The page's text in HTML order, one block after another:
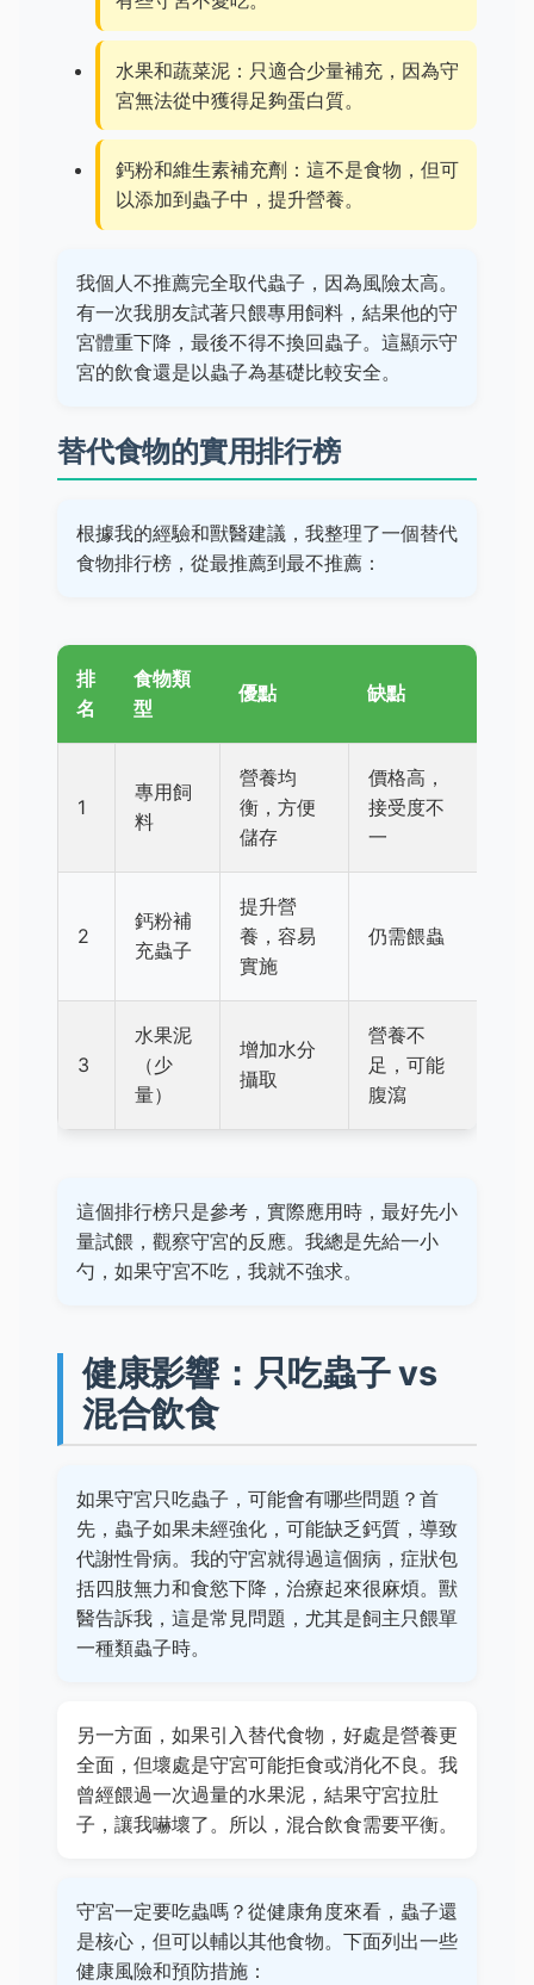
水果和蔬菜泥：只適合少量補充，因為守
宮無法從中獲得足夠蛋白質。
鈣粉和維生素補充劑：這不是食物，但可
以添加到蟲子中，提升營養。
我個人不推薦完全取代蟲子，因為風險太高。
有一次我朋友試著只餵專用飼料，結果他的守
宮體重下降，最後不得不換回蟲子。這顯示守
宮的飲食還是以蟲子為基礎比較安全。
替代食物的實用排行榜
根據我的經驗和獸醫建議，我整理了一個替代
食物排行榜，從最推薦到最不推薦：
排
名
食物類
型
優點 缺點
1
專用飼
料
營養均
衡，方便
儲存
價格高，
接受度不
一
2
鈣粉補
充蟲子
提升營
養，容易
實施
仍需餵蟲
3
水果泥
（少
量）
增加水分
攝取
營養不
足，可能
腹瀉
這個排行榜只是參考，實際應用時，最好先小
量試餵，觀察守宮的反應。我總是先給一小
勺，如果守宮不吃，我就不強求。
健康影響：只吃蟲子 vs
混合飲食
如果守宮只吃蟲子，可能會有哪些問題？首
先，蟲子如果未經強化，可能缺乏鈣質，導致
代謝性骨病。我的守宮就得過這個病，症狀包
括四肢無力和食慾下降，治療起來很麻煩。獸
醫告訴我，這是常見問題，尤其是飼主只餵單
一種類蟲子時。
另一方面，如果引入替代食物，好處是營養更
全面，但壞處是守宮可能拒食或消化不良。我
曾經餵過一次過量的水果泥，結果守宮拉肚
子，讓我嚇壞了。所以，混合飲食需要平衡。
守宮一定要吃蟲嗎？從健康角度來看，蟲子還
是核心，但可以輔以其他食物。下面列出一些
健康風險和預防措施：